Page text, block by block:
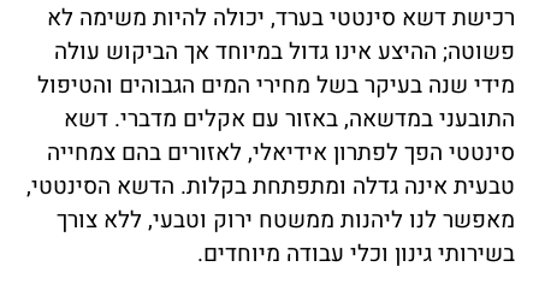
רכישת דשא סינטטי בערד, יכולה להיות משימה לא
פשוטה; ההיצע אינו גדול במיוחד אך הביקוש עולה
מידי שנה בעיקר בשל מחירי המים הגבוהים והטיפול
התובעני במדשאה, באזור עם אקלים מדברי. דשא
סינטטי הפך לפתרון אידיאלי, לאזורים בהם צמחייה
טבעית אינה גדלה ומתפתחת בקלות. הדשא הסינטטי,
מאפשר לנו ליהנות ממשטח ירוק וטבעי, ללא צורך
בשירותי גינון וכלי עבודה מיוחדים.